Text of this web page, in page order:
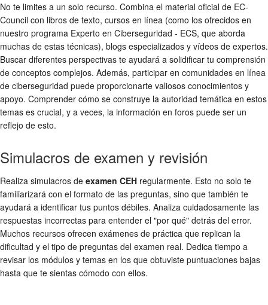
No te limites a un solo recurso. Combina el material oficial de EC-
Council con libros de texto, cursos en línea (como los ofrecidos en
nuestro programa Experto en Ciberseguridad - ECS, que aborda
muchas de estas técnicas), blogs especializados y vídeos de expertos.
Buscar diferentes perspectivas te ayudará a solidificar tu comprensión
de conceptos complejos. Además, participar en comunidades en línea
de ciberseguridad puede proporcionarte valiosos conocimientos y
apoyo. Comprender cómo se construye la autoridad temática en estos
temas es crucial, y a veces, la información en foros puede ser un
reflejo de esto.
Simulacros de examen y revisión
Realiza simulacros de examen CEH regularmente. Esto no solo te
familiarizará con el formato de las preguntas, sino que también te
ayudará a identificar tus puntos débiles. Analiza cuidadosamente las
respuestas incorrectas para entender el "por qué" detrás del error.
Muchos recursos ofrecen exámenes de práctica que replican la
dificultad y el tipo de preguntas del examen real. Dedica tiempo a
revisar los módulos y temas en los que obtuviste puntuaciones bajas
hasta que te sientas cómodo con ellos.